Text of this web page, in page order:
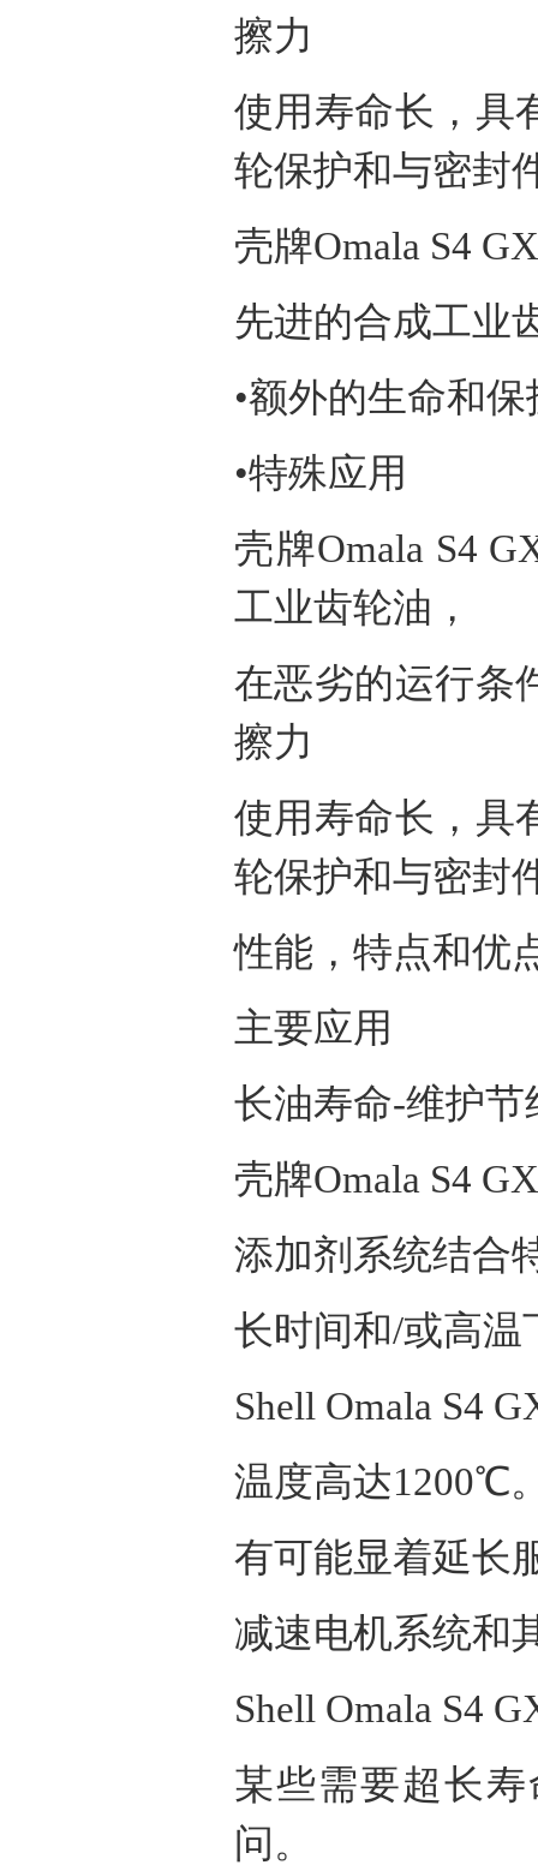
擦力
使用寿命长，具
轮保护和与密封
壳牌Omala S4
先进的合成工业
•额外的生命和保
•特殊应用
壳牌Omala S4
工业齿轮油，
在恶劣的运行条
擦力
使用寿命长，具
轮保护和与密封
性能，特点和优
主要应用
长油寿命-维护节
壳牌Omala S4
添加剂系统结合
长时间和/或高温
Shell Omala S4
温度高达1200℃
有可能显着延长
减速电机系统和
Shell Omala S4
某些需要超长
问。